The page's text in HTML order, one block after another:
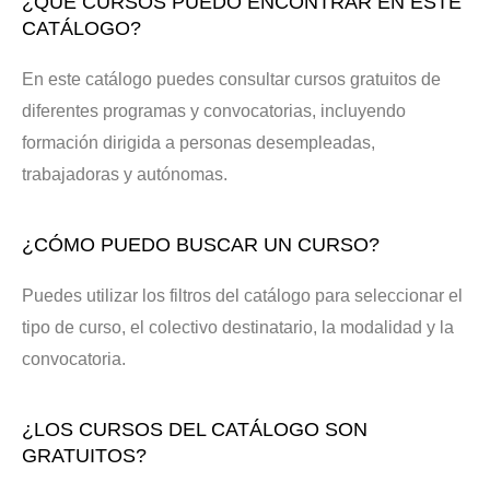
CATÁLOGO?
En este catálogo puedes consultar cursos gratuitos de
diferentes programas y convocatorias, incluyendo
formación dirigida a personas desempleadas,
trabajadoras y autónomas.
¿CÓMO PUEDO BUSCAR UN CURSO?
Puedes utilizar los filtros del catálogo para seleccionar el
tipo de curso, el colectivo destinatario, la modalidad y la
convocatoria.
¿LOS CURSOS DEL CATÁLOGO SON
GRATUITOS?